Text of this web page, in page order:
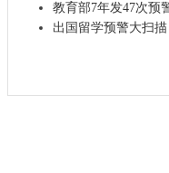
教育部7年发47次预
出国留学预警大扫